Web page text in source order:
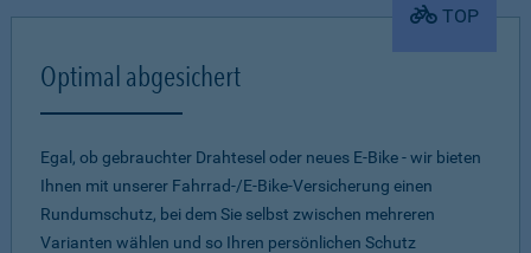
TOP
Optimal abgesichert
Egal, ob gebrauchter Drahtesel oder neues E-Bike - wir bieten
Ihnen mit unserer Fahrrad-/E-Bike-Versicherung einen
Rundumschutz, bei dem Sie selbst zwischen mehreren
Varianten wählen und so Ihren persönlichen Schutz